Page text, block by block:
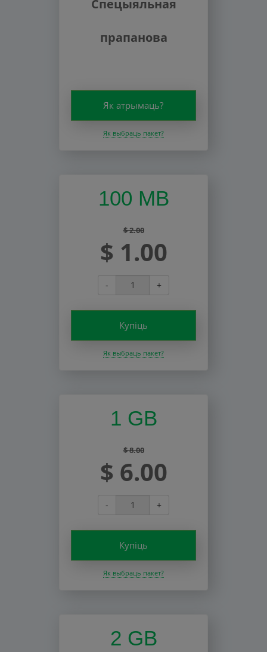
Спецыяльная
прапанова
Як атрымаць?
Як выбраць пакет?
100 MB
$ 2.00
$ 1.00
- +
Купіць
Як выбраць пакет?
1 GB
$ 8.00
$ 6.00
- +
Купіць
Як выбраць пакет?
2 GB